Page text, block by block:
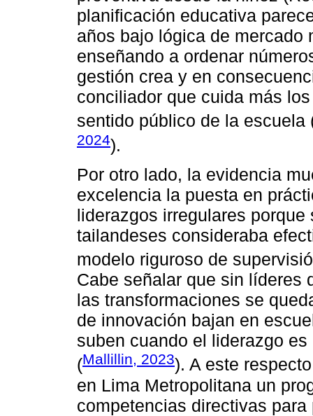
planificación educativa
años bajo lógica de mercado
enseñando a ordenar
gestión crea y en
conciliador que cuida más
sentido público de la escuela
2024).
Por otro lado, la evidencia
excelencia la puesta en
liderazgos irregulares
tailandeses consideraba
modelo riguroso de
Cabe señalar que sin líderes
las transformaciones se
de innovación bajan en
suben cuando el liderazgo
(Mallillin, 2023). A este
en Lima Metropolitana un
competencias directivas